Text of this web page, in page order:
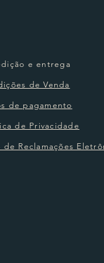
e entrega
de Venda
de pagamento
de Privacidade
de Reclamações